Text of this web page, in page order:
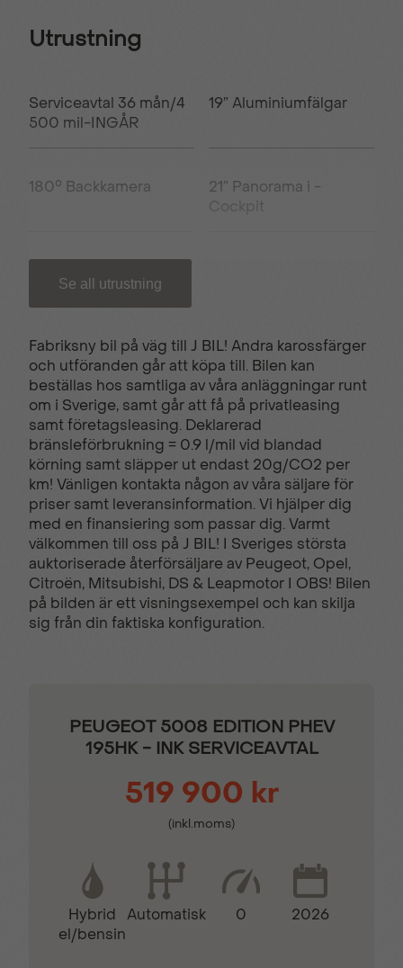
Utrustning
Serviceavtal 36 mån/4
500 mil-INGÅR
19” Aluminiumfälgar
180° Backkamera
21” Panorama i -
Cockpit
Adaptiv farthållare
Ambient LED lights
med 8 färgval
Automatisk
klimatanläggning
Defroster sidospeglar
Elektrisk
parkeringsbroms
Elinfällbara sidospeglar
Keyless lås- &
startsystem
Kollisionsvarnare
Läderklädd
multifunktionsratt
Motoriserad handsfree
Se all utrustning
Fabriksny bil på väg till J BIL! Andra karossfärger
och utföranden går att köpa till. Bilen kan
beställas hos samtliga av våra anläggningar runt
om i Sverige, samt går att få på privatleasing
samt företagsleasing. Deklarerad
bränsleförbrukning = 0.9 l/mil vid blandad
körning samt släpper ut endast 20g/CO2 per
km! Vänligen kontakta någon av våra säljare för
priser samt leveransinformation. Vi hjälper dig
med en finansiering som passar dig. Varmt
välkommen till oss på J BIL! I Sveriges största
auktoriserade återförsäljare av Peugeot, Opel,
Citroën, Mitsubishi, DS & Leapmotor I OBS! Bilen
på bilden är ett visningsexempel och kan skilja
sig från din faktiska konfiguration.
PEUGEOT 5008 EDITION PHEV
195HK - INK SERVICEAVTAL
519 900 kr
(inkl.moms)
Hybrid
el/bensin
Automatisk 0 2026